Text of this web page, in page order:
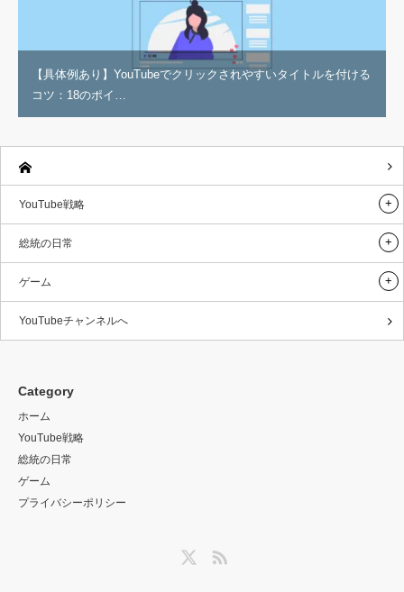
【具体例あり】YouTubeでクリックされやすいタイトルを付ける
コツ：18のポイ…
YouTube戦略
総統の日常
ゲーム
YouTubeチャンネルへ
Category
ホーム
YouTube戦略
総統の日常
ゲーム
プライバシーポリシー